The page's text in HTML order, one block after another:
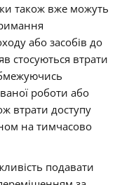
також вже можуть
або засобів до
стосуються втрати
роботи або
втрати доступу
на тимчасово
подавати